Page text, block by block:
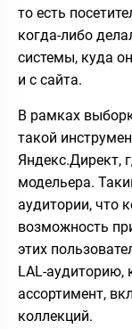
то есть
когда-либо
системы, куда
и с сайта.
В рамках
такой
Яндекс.Директ,
модельера.
аудитории, что
возможность
этих
LAL-аудиторию,
ассортимент,
коллекций.